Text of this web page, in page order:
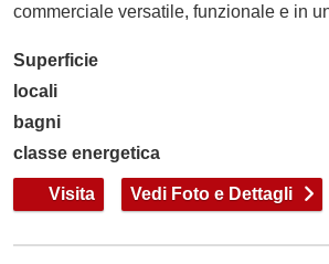
commerciale versatile, funzionale e in
Superficie
locali
bagni
classe energetica
Visita Vedi Foto e Dettagli